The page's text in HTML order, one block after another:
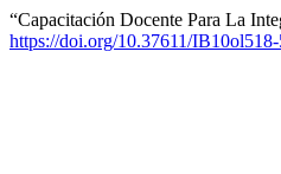
“Capacitación Docente Para La
https://doi.org/10.37611/